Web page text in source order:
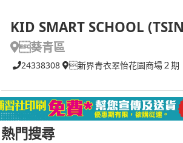
KID SMART SCHOOL
葵青區
24338308 新界青衣翠怡花園商場２期
熱門搜尋